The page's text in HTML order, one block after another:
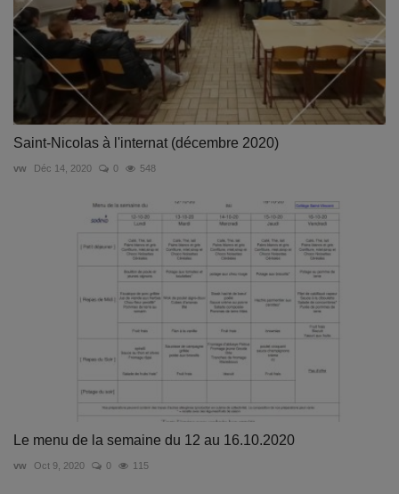
Saint-Nicolas à l'internat (décembre 2020)
vw Déc 14, 2020 0 548
Le menu de la semaine du 12 au 16.10.2020
vw Oct 9, 2020 0 115